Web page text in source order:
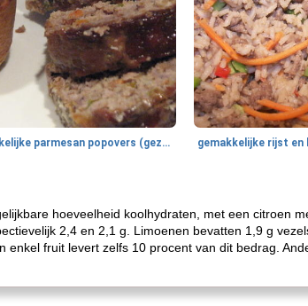
smakelijke parmesan popovers (gezonder!)
hoeveelheid koolhydraten, met een citroen
2,4 en 2,1 g. Limoenen bevatten 1,9 g
fruit levert zelfs 10 procent van dit bedrag.